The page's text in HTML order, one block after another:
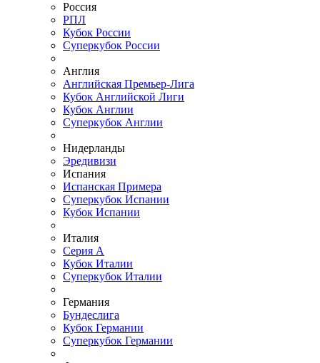
Россия
РПЛ
Кубок России
Суперкубок России
Англия
Английская Премьер-Лига
Кубок Английской Лиги
Кубок Англии
Суперкубок Англии
Нидерланды
Эредивизи
Испания
Испанская Примера
Суперкубок Испании
Кубок Испании
Италия
Серия А
Кубок Италии
Суперкубок Италии
Германия
Бундеслига
Кубок Германии
Суперкубок Германии